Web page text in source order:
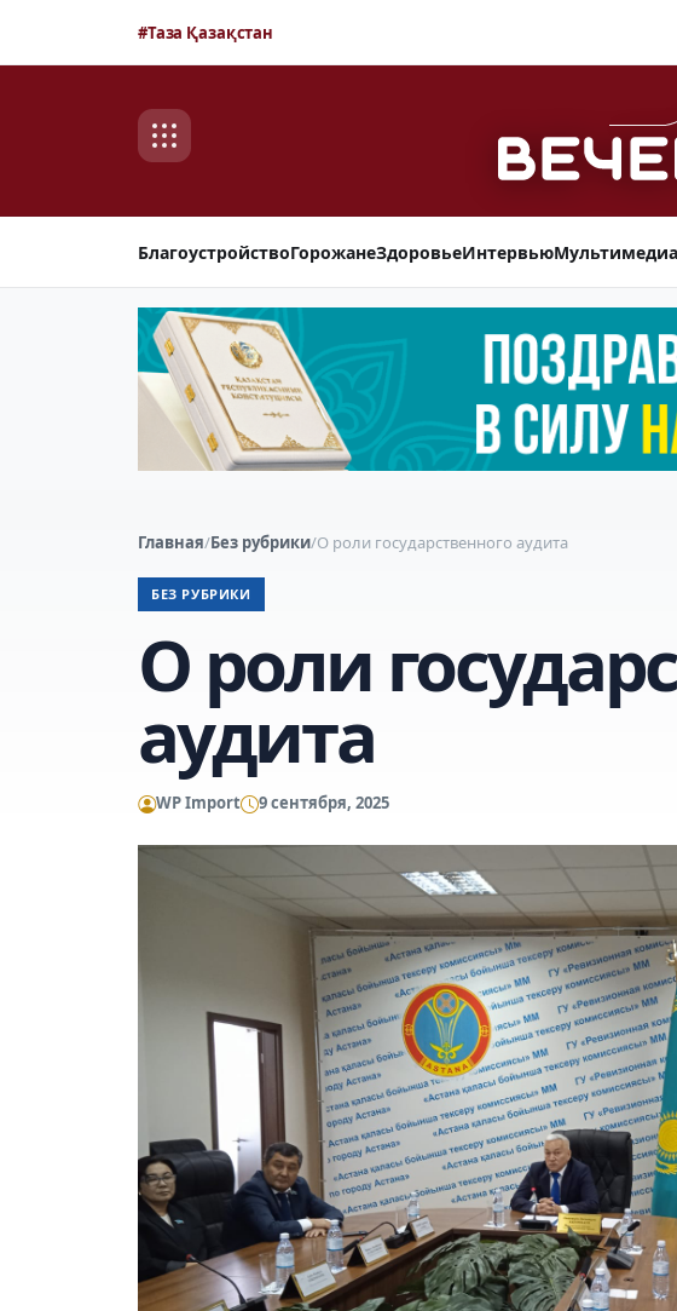
#Таза Қазақстан
БлагоустройствоГорожанеЗдоровьеИнтервьюМультимедиа
Главная/Без рубрики/О роли государственного аудита
БЕЗ РУБРИКИ
О роли
аудита
WP Import 9 сентября, 2025